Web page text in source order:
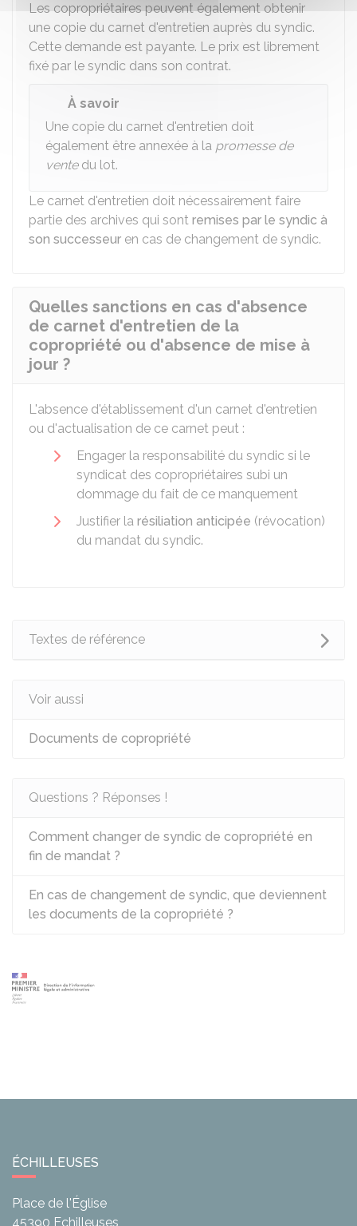
Les copropriétaires peuvent également obtenir
une copie du carnet d'entretien auprès du syndic.
Cette demande est payante. Le prix est librement
fixé par le syndic dans son contrat.
À savoir
Une copie du carnet d'entretien doit
également être annexée à la promesse de
ventedu lot.
Le carnet d'entretien doit nécessairement faire
partie des archives qui sont remises par le syndic à
son successeur en cas de changement de syndic.
Quelles sanctions en cas d'absence
de carnet d'entretien de la
copropriété ou d'absence de mise à
jour ?
L'absence d'établissement d'un carnet d'entretien
ou d'actualisation de ce carnet peut :
Engager la responsabilité du syndic si le
syndicat des copropriétaires subi un
dommage du fait de ce manquement
Justifier la résiliation anticipée (révocation)
du mandat du syndic.
Textes de référence
Voir aussi
Documents de copropriété
Questions ? Réponses !
Comment changer de syndic de copropriété en
fin de mandat ?
En cas de changement de syndic, que deviennent
les documents de la copropriété ?
ÉCHILLEUSES
Place de l'Église
45390 Echilleuses